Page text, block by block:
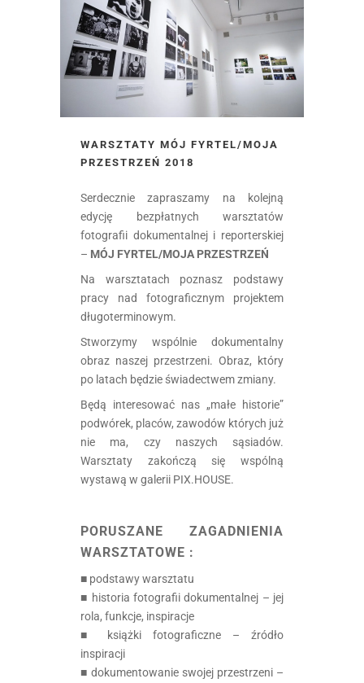
WARSZTATY MÓJ FYRTEL/MOJA
PRZESTRZEŃ 2018
Serdecznie zapraszamy na kolejną
edycję bezpłatnych warsztatów
fotografii dokumentalnej i reporterskiej
– MÓJ FYRTEL/MOJA PRZESTRZEŃ
Na warsztatach poznasz podstawy
pracy nad fotograficznym projektem
długoterminowym.
Stworzymy wspólnie dokumentalny
obraz naszej przestrzeni. Obraz, który
po latach będzie świadectwem zmiany.
Będą interesować nas „małe historie”
podwórek, placów, zawodów których już
nie ma, czy naszych sąsiadów.
Warsztaty zakończą się wspólną
wystawą w galerii PIX.HOUSE.
PORUSZANE ZAGADNIENIA
WARSZTATOWE :
■ podstawy warsztatu
■ historia fotografii dokumentalnej – jej
rola, funkcje, inspiracje
■ książki fotograficzne – źródło
inspiracji
■ dokumentowanie swojej przestrzeni –